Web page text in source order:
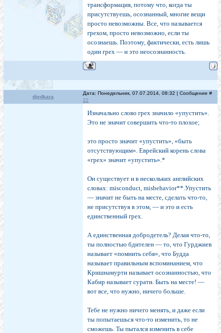
трансформация, потому что, когда ты
присутствуешь, осо­знанный, многие вещи
просто невозможны. Все, что называ­ется
грехом, просто невозмож­но, если ты
осознаешь. Поэто­му, фактически, есть лишь
один грех — и это неосознанность.
djedkara
Дата: Понедельник, 07.07.2014, 08:32 | Сообщение #
22
Изначально слово грех зна­чило «упустить».
Это не зна­чит совершить что-то плохое;
это просто значит «упустить», «быть
отсутствующим». Ев­рейский корень слова
«грех» значит «упустить».*
Он существует и в не­скольких английских
словах: misconduct, misbehavior**.Упустить
— значит не быть на месте, сделать что-то,
не присутствуя в этом, — и это и есть
единственный грех.
А единственная добродетель? Делая что-то,
ты полно­стью бдителен — то, что Гурджиев
называет «помнить себя», что Будда
называет правильным вспоминанием, что
Кришнамурти называет осознанностью, что
Кабир называет сурати. Быть на месте! —
вот все, что нужно, ничего больше.
Тебе не нужно ничего менять, и даже если
ты попы­таешься что-то изменить, то не
сможешь. Ты пытался изменить в себе